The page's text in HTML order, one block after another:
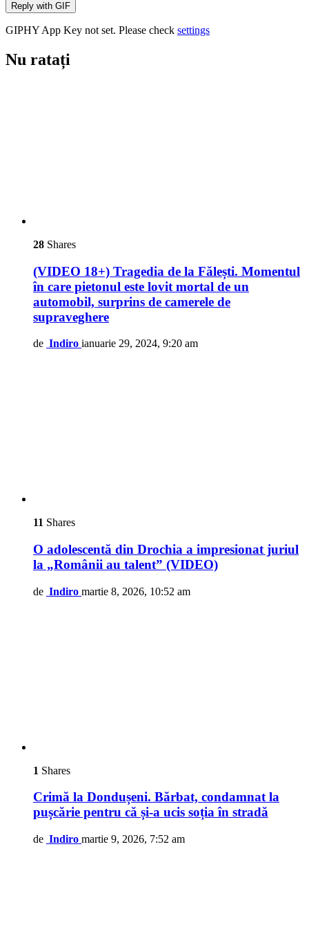
Reply with GIF
GIPHY App Key not set. Please check settings
Nu ratați
28 Shares
(VIDEO 18+) Tragedia de la Fălești. Momentul
în care pietonul este lovit mortal de un
automobil, surprins de camerele de
supraveghere
de Indiro ianuarie 29, 2024, 9:20 am
11 Shares
O adolescentă din Drochia a impresionat juriul
la „Românii au talent” (VIDEO)
de Indiro martie 8, 2026, 10:52 am
1 Shares
Crimă la Dondușeni. Bărbat, condamnat la
pușcărie pentru că și-a ucis soția în stradă
de Indiro martie 9, 2026, 7:52 am